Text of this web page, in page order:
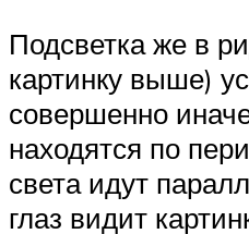
Подсветка же в
картинку выше)
совершенно
находятся по
света идут
глаз видит